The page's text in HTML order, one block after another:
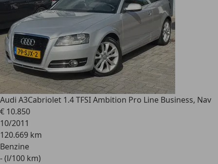
Audi A3Cabriolet 1.4 TFSI Ambition Pro Line Business, Nav
€ 10.850
10/2011
120.669 km
Benzine
- (l/100 km)